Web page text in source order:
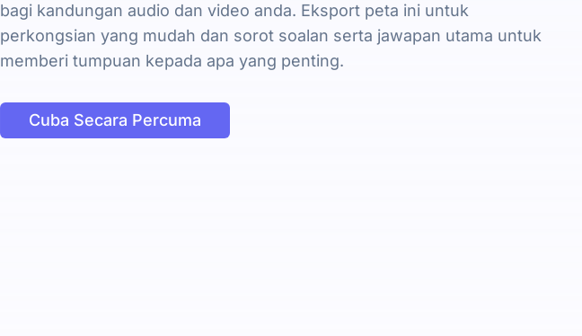
bagi kandungan audio dan video anda. Eksport peta ini untuk
perkongsian yang mudah dan sorot soalan serta jawapan utama untuk
memberi tumpuan kepada apa yang penting.
Cuba Secara Percuma